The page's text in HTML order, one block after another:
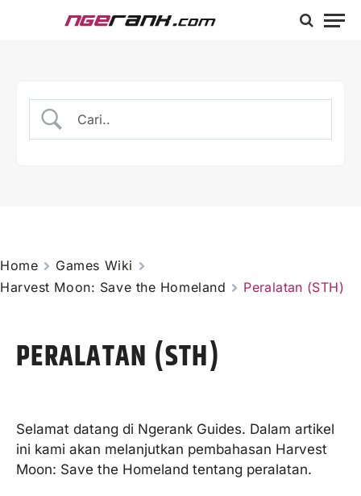
Home
Games Wiki
Harvest Moon: Save the Homeland
Peralatan (STH)
PERALATAN (STH)
Selamat datang di Ngerank Guides. Dalam artikel
ini kami akan melanjutkan pembahasan Harvest
Moon: Save the Homeland tentang peralatan.